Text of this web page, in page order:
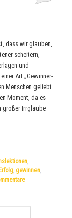
dass wir glauben,
scheitern,
und
Art „Gewinner-
Menschen geliebt
Moment, da es
großer Irrglaube
,
Erfolg, gewinnen,